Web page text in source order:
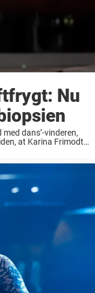
Nu
dans’-vinderen,
at Karina Frimodt